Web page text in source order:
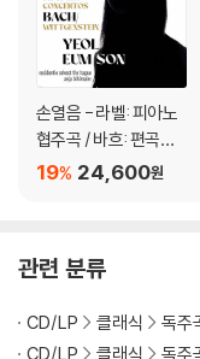
손열음 - 라벨: 피아노
협주곡 / 바흐: 편곡집
(Ravel: Concertos /
24,600원
19%
관련 분류
CD/LP 클래식 독주
CD/LP
클래식 독주